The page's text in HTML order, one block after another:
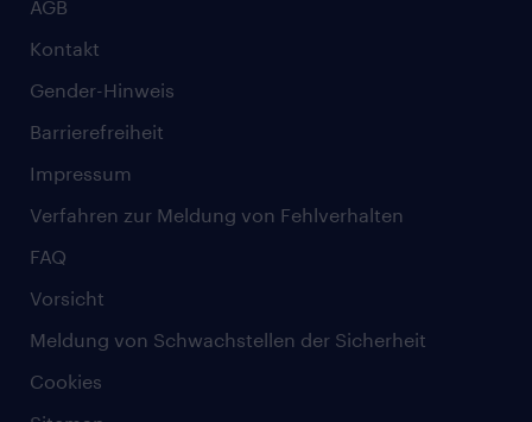
AGB
Kontakt
Gender-Hinweis
Barrierefreiheit
Impressum
Verfahren zur Meldung von Fehlverhalten
FAQ
Vorsicht
Meldung von Schwachstellen der Sicherheit
Cookies